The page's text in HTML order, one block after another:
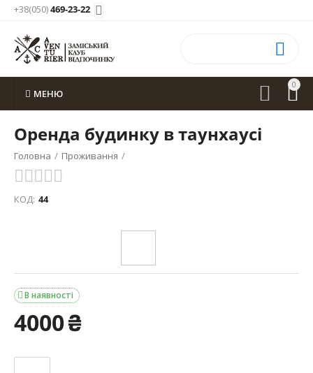
+38(050)469-23-22 
0



МЕНЮ
Оренда будинку в таунхаусі
Головна / Проживання /
КОД: 44
В наявності

4000₴